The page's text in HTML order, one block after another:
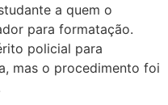
a quem o
para formatação.
policial para
mas o procedimento foi